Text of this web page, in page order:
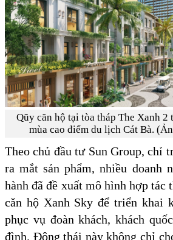
Qũy căn hộ tại tòa tháp The Xanh 2
mùa cao điểm du lịch Cát Bà.
Theo chủ đầu tư Sun Group, chỉ
ra mắt sản phẩm, nhiều doanh
hành đã đề xuất mô hình hợp tác
căn hộ Xanh Sky để triển khai
phục vụ đoàn khách, khách
đình. Động thái này không chỉ